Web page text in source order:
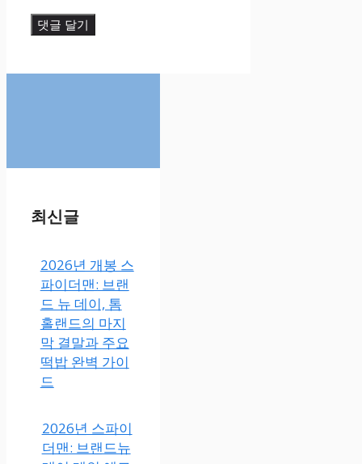
최신글
2026년 개봉 스
파이더맨: 브랜
드 뉴 데이, 톰
홀랜드의 마지
막 결말과 주요
떡밥 완벽 가이
드
2026년 스파이
더맨: 브랜드뉴